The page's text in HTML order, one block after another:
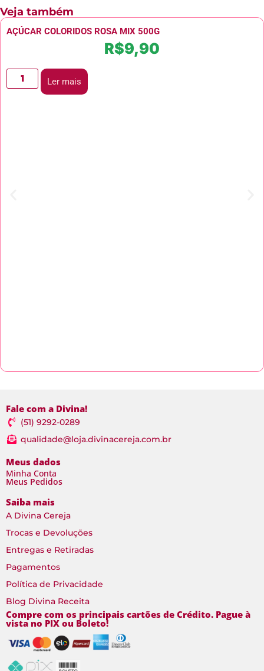
Veja também
AÇÚCAR COLORIDOS ROSA MIX 500G
R$9,90
Ler mais
Fale com a Divina!
(51) 9292-0289
qualidade@loja.divinacereja.com.br
Meus dados
Minha Conta
Meus Pedidos
Saiba mais
A Divina Cereja
Trocas e Devoluções
Entregas e Retiradas
Pagamentos
Política de Privacidade
Blog Divina Receita
Compre com os principais cartões de Crédito. Pague à
vista no PIX ou Boleto!